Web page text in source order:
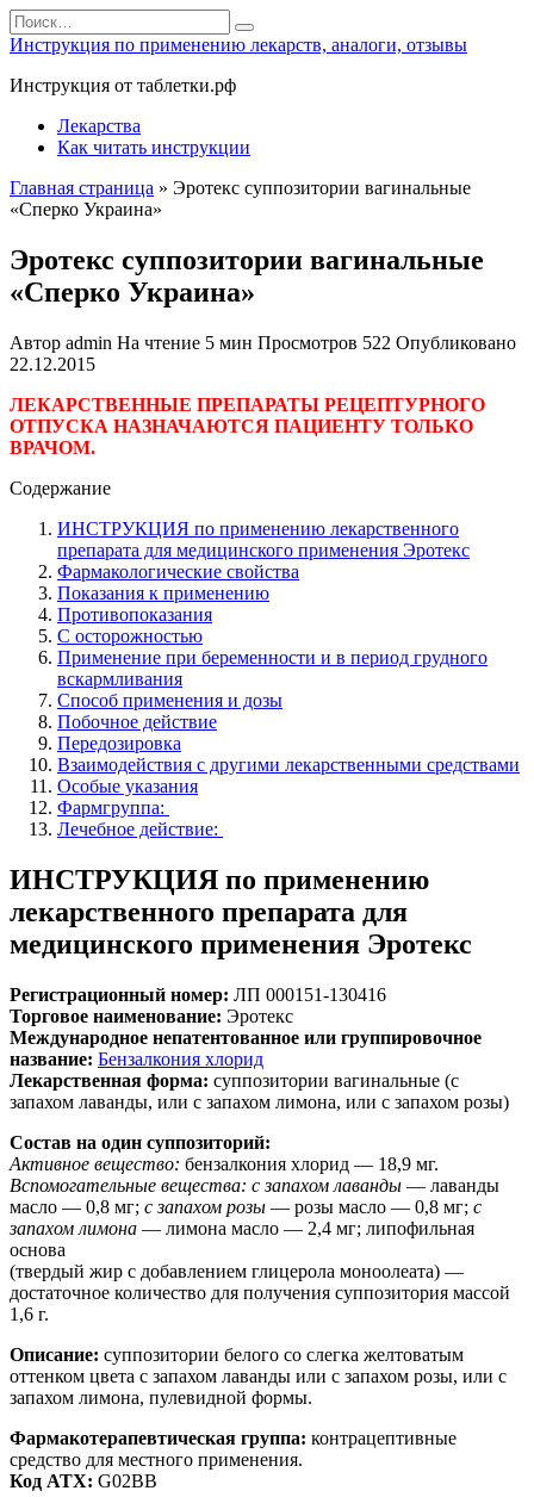
Перейти
к
содержанию
Search
for:
Инструкция по применению лекарств, аналоги, отзывы
Инструкция от таблетки.рф
Лекарства
Как читать инструкции
Главная страница » Эротекс суппозитории вагинальные
«Сперко Украина»
Эротекс суппозитории вагинальные
«Сперко Украина»
Автор admin На чтение 5 мин Просмотров 522 Опубликовано
22.12.2015
ЛЕКАРСТВЕННЫЕ ПРЕПАРАТЫ РЕЦЕПТУРНОГО
ОТПУСКА НАЗНАЧАЮТСЯ ПАЦИЕНТУ ТОЛЬКО
ВРАЧОМ.
Содержание
ИНСТРУКЦИЯ по применению лекарственного
препарата для медицинского применения Эротекс
Фармакологические свойства
Показания к применению
Противопоказания
С осторожностью
Применение при беременности и в период грудного
вскармливания
Способ применения и дозы
Побочное действие
Передозировка
Взаимодействия с другими лекарственными средствами
Особые указания
Фармгруппа:
Лечебное действие:
ИНСТРУКЦИЯ по применению
лекарственного препарата для
медицинского применения Эротекс
Регистрационный номер: ЛП 000151-130416
Торговое наименование: Эротекс
Международное непатентованное или группировочное
название: Бензалкония хлорид
Лекарственная форма: суппозитории вагинальные (с
запахом лаванды, или с запахом лимона, или с запахом розы)
Состав на один суппозиторий:
Активное вещество: бензалкония хлорид — 18,9 мг.
Вспомогательные вещества: с запахом лаванды — лаванды
масло — 0,8 мг; с запахом розы — розы масло — 0,8 мг; с
запахом лимона — лимона масло — 2,4 мг; липофильная
основа
(твердый жир с добавлением глицерола моноолеата) —
достаточное количество для получения суппозитория массой
1,6 г.
Описание: суппозитории белого со слегка желтоватым
оттенком цвета с запахом лаванды или с запахом розы, или с
запахом лимона, пулевидной формы.
Фармакотерапевтическая группа: контрацептивные
средство для местного применения.
Код АТХ: G02BB